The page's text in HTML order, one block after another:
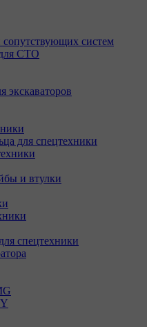
сопутствующих систем
СТО
экскаваторов
для спецтехники
и втулки
спецтехники